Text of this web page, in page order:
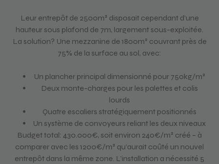
Leur entrepôt de 2500m² disposait cependant d’une
hauteur sous plafond de 7m, largement sous-exploitée.
La solution? Une mezzanine de 1800m² couvrant près de
75% de la surface au sol, avec:
Un plancher principal dimensionné pour 750kg/m²
Deux monte-charges pour les palettes et colis
lourds
Quatre escaliers stratégiquement positionnés
Un système de convoyeurs reliant les deux niveaux
Budget total: 430.000€, soit environ 240€/m² créé – à
comparer avec les 1200€/m² qu’aurait coûté un nouvel
entrepôt dans la même zone. L’installation a nécessité 5